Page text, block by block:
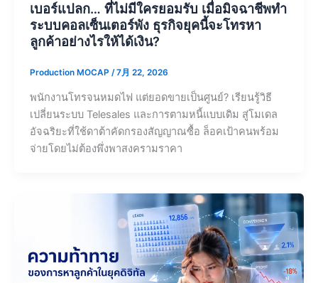
เบอร์แปลก… ที่ไม่มีใครยอมรับ เมื่อมิจฉาชีพทำ
ระบบคอลเซ็นเตอร์พัง ธุรกิจยุคนี้จะโทรหา
ลูกค้าอย่างไรให้ได้เงิน?
Production MOCAP /7月 22, 2026
พนักงานโทรจนหมดไฟ แต่ยอดขายเป็นศูนย์? เรียนรู้วิธี
เปลี่ยนระบบ Telesales และการตามหนี้แบบเดิม สู่โมเดล
อัจฉริยะที่ใช้ดาต้าคัดกรองสัญญาณซื้อ ล็อคเป้าคนพร้อม
จ่ายโดยไม่ต้องพึ่งพาสงครามราคา